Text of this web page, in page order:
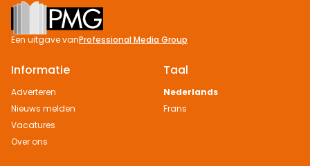
Footer
Een uitgave vanProfessional Media Group
Informatie
Adverteren
Nieuws melden
Vacatures
Over ons
Taal
Nederlands
Frans